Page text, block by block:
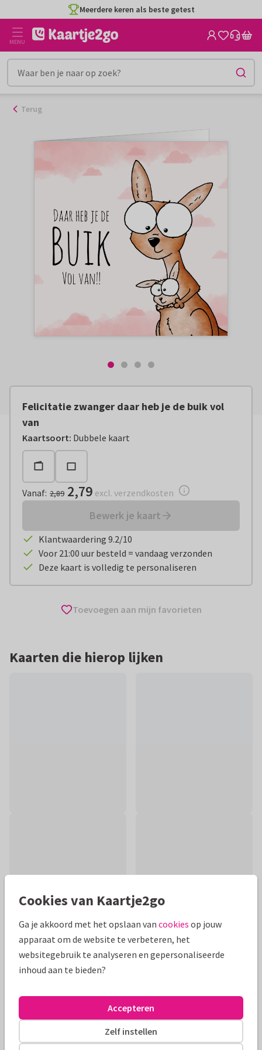
naar
inhoud
Meerdere keren als beste getest
MENU
Terug
Felicitatie zwanger daar heb je de buik vol
van
Kaartsoort: Dubbele kaart
Vanaf:€ 2,79 excl. verzendkosten
Vanaf: 2,89 2,79 excl. verzendkosten
Bewerk je kaart
Klantwaardering 9.2/10
Voor 21:00 uur besteld = vandaag verzonden
Deze kaart is volledig te personaliseren
Toevoegen aan mijn favorieten
Kaarten die hierop lijken
Productinformatie
Grappige kaart met kangoeroe om een stel te feliciteren
met de zwangerschap. Pas de kleur aan en schrijf aan de
binnenkant een persoonlijke boodschap!
Cookies van Kaartje2go
Ga je akkoord met het opslaan van cookies op jouw
apparaat om de website te verbeteren, het
websitegebruik te analyseren en gepersonaliseerde
inhoud aan te bieden?
Zelf instellen
Accepteren